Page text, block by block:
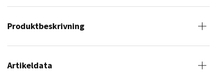
Produktbeskrivning
Artikeldata